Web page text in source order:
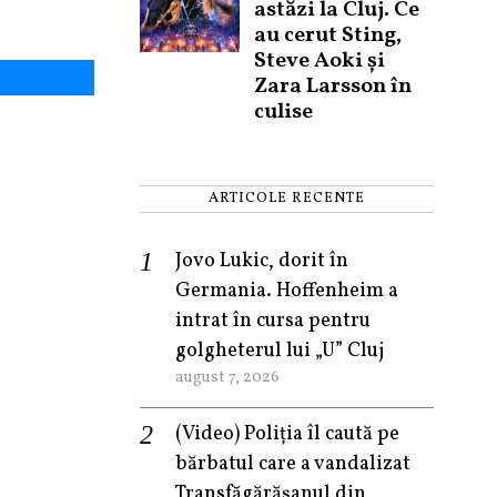
astăzi la Cluj. Ce
au cerut Sting,
Steve Aoki și
Zara Larsson în
culise
ARTICOLE RECENTE
Jovo Lukic, dorit în
Germania. Hoffenheim a
intrat în cursa pentru
golgheterul lui „U” Cluj
august 7, 2026
(Video) Poliția îl caută pe
bărbatul care a vandalizat